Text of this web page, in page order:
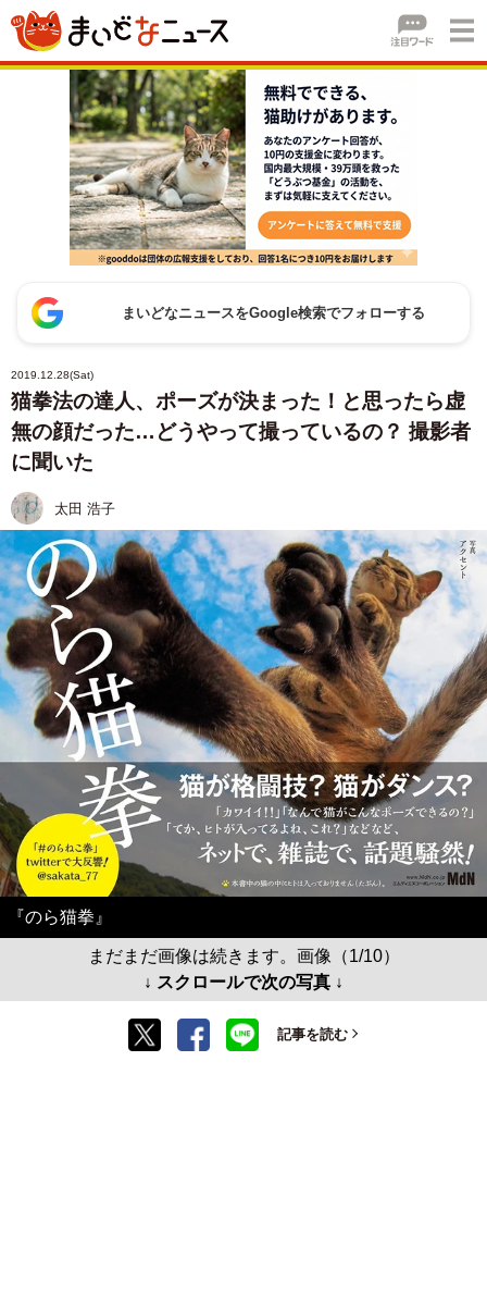
まいどなニュースをGoogle検索でフォローする
2019.12.28(Sat)
猫拳法の達人、ポーズが決まった！と思ったら虚
無の顔だった…どうやって撮っているの？ 撮影者
に聞いた
太田 浩子
『のら猫拳』
まだまだ画像は続きます。画像（1/10）
↓ スクロールで次の写真 ↓
記事を読む